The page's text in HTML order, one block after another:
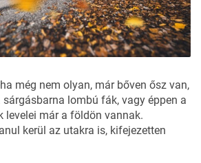
még nem olyan, már bőven ősz van,
lombú fák, vagy éppen a
levelei már a földön vannak.
kerül az utakra is, kifejezetten